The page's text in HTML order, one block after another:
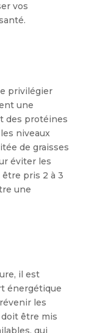
vos
privilégier
une
des protéines
niveaux
de graisses
éviter les
pris 2 à 3
une
il est
énergétique
les
doit être mis
qui